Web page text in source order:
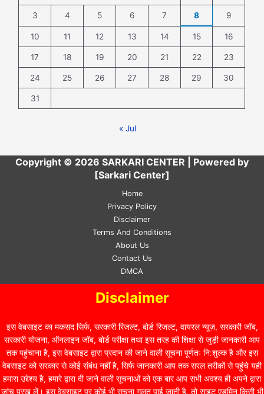
3 4 5 6 7 8 9
10 11 12 13 14 15 16
17 18 19 20 21 22 23
24 25 26 27 28 29 30
31
« Jul
Copyright © 2026 SARKARI CENTER | Powered by
[Sarkari Center]
Home
Privacy Policy
Disclaimer
Terms And Conditions
About Us
Contact Us
DMCA
Disclaimer
इस वेबसाइट का मकसद सिर्फ, सरकारी रिजल्ट, बोर्ड रिजल्ट, वायरल न्यूज़, सरकारी जॉब,
सरकारी योजना, ऑनलाइन जॉब, बोर्ड परीक्षा तथा इस तरह की शिक्षा से जुड़ी जानकारी आप
तक पहुंचाना है, इस वेबसाइट द्वारा प्रदान की जाने वाली सूचना पूर्णतः नि:शुल्क है और इस
वेबसाइट को सरकार से कोई संबंध नहीं है, सिर्फ जानकारी आप तक सरल तरीकों से पहुंचे यही
हमारा उद्देश्य है, हमारे द्वारा दी जाने वाली सूचनाओं को एक बार आप सभी अवश्य ही अपने द्वारा
जांच परख लें। इस वेबसाइट पर कोई भी सुचना गलत पाई जाती है, तो साइट एडमिन किसी भी